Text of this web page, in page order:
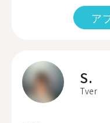
ア
S.
Tver